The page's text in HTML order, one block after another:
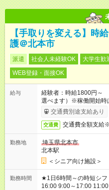
【手取りを変える】時
護＠北本市
派遣 社会人未経験OK 大学生歓
WEB登録・面接OK
給与
経験者：時給1800円～
選べます）※稼働開始時
す。交通費別途支給あり
交通費 交通費全額支給
勤務地
埼玉県北本市
北本駅
＜シニア向け施設＞
勤務時間
★1日6時間～の時短シフトOK ★スタート時間選べま
16:00 9:00～17:00 11:00～